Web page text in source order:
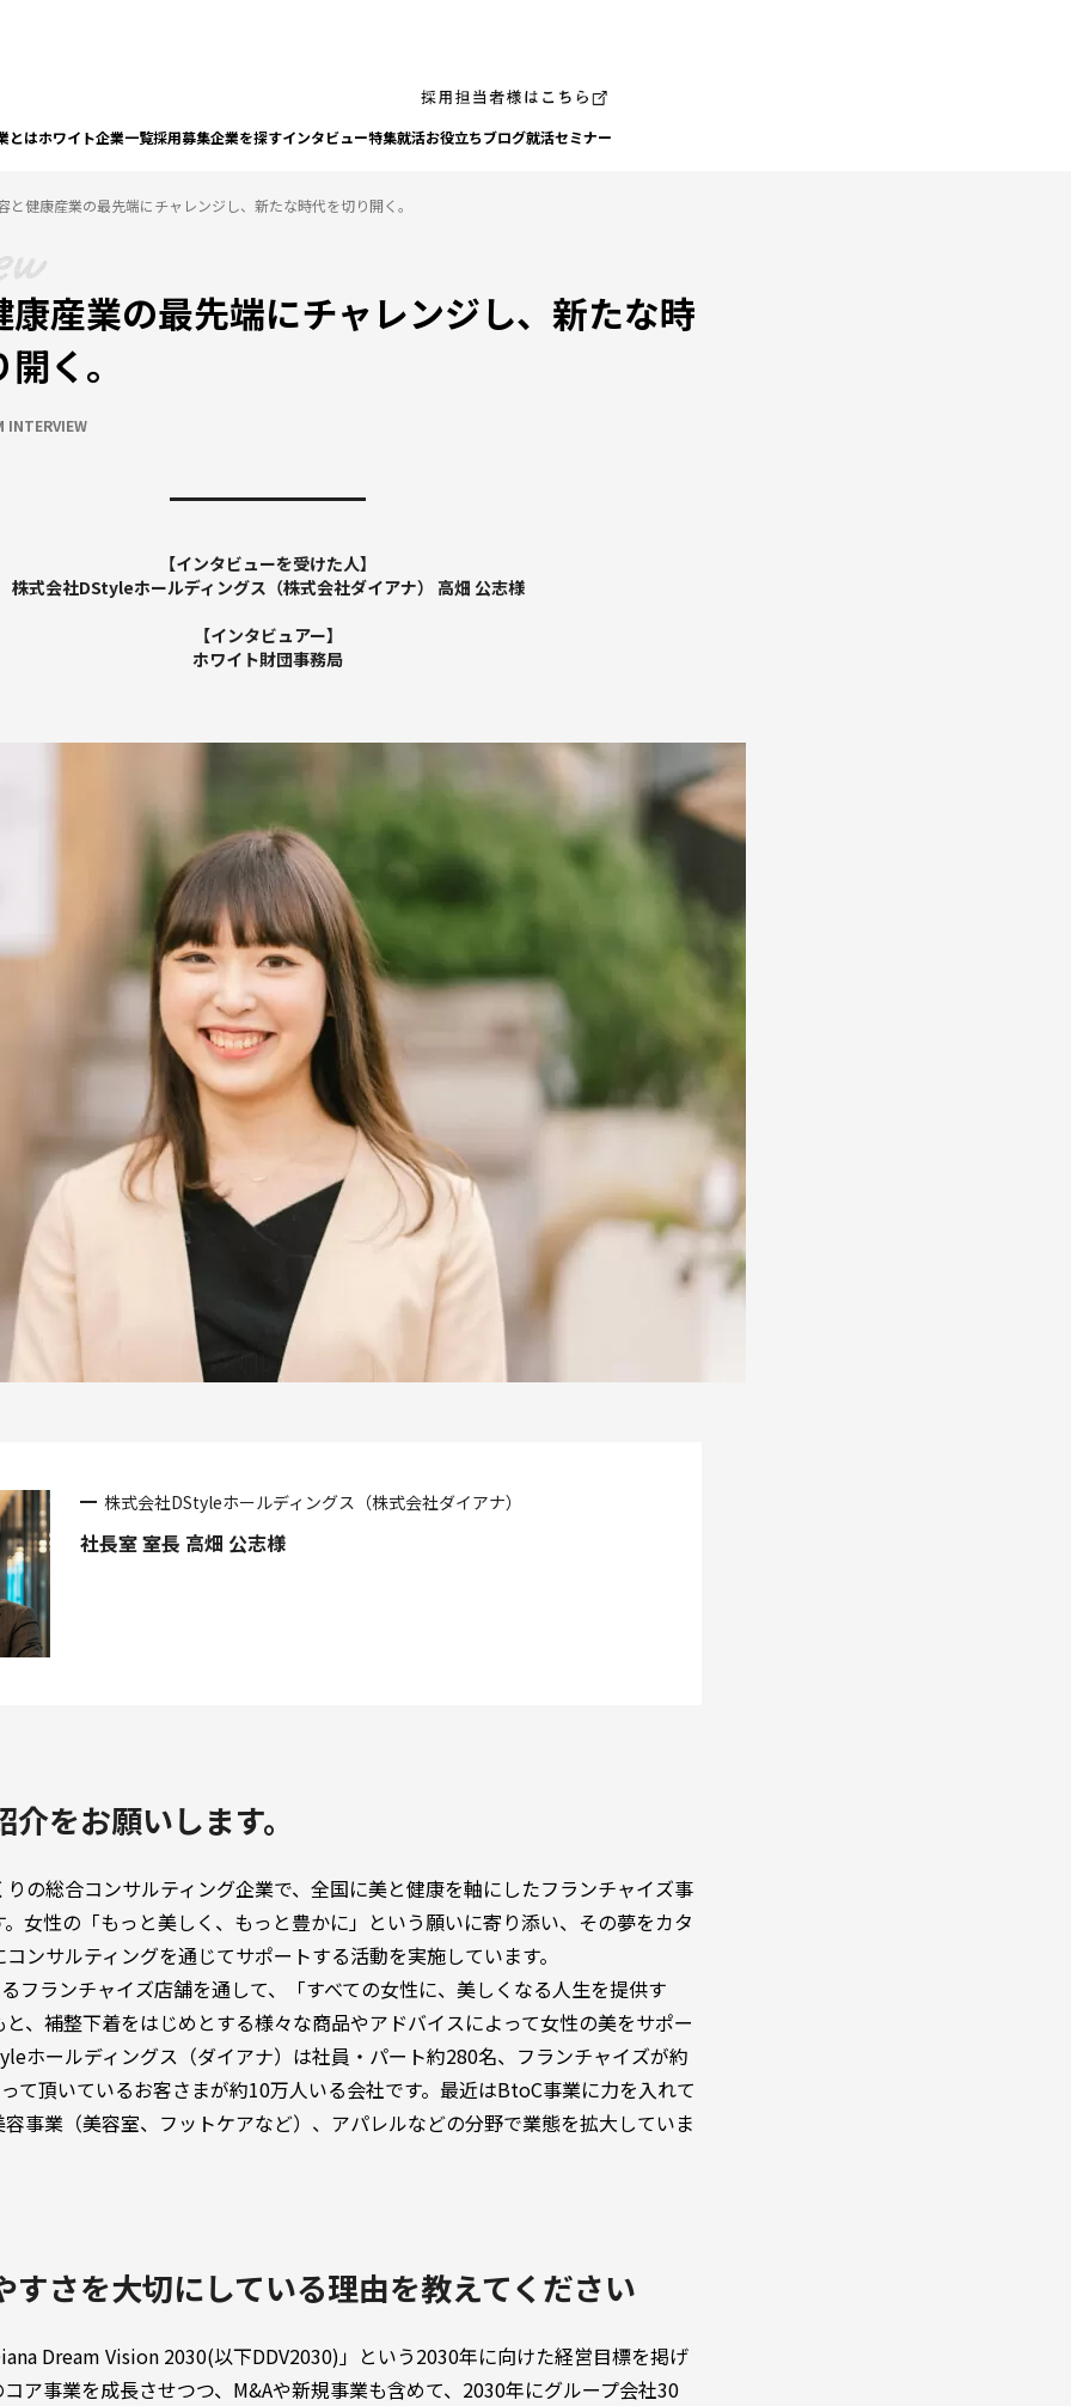
とはホワイト企業一覧採⽤募集企業を探すインタビュー特集就活お役⽴ちブログ就活セミナー
と健康産業の最先端にチャレンジし、新たな時代を切り開く。
康産業の最先端にチャレンジし、新たな時
く。
INTERVIEW
【インタビューを受けた人】
株式会社DStyleホールディングス（株式会社ダイアナ） 高畑 公志様
【インタビュアー】
ホワイト財団事務局
株式会社DStyleホールディングス（株式会社ダイアナ）
社長室 室長 高畑 公志様
介をお願いします。
の総合コンサルティング企業で、全国に美と健康を軸にしたフランチャイズ事
女性の「もっと美しく、もっと豊かに」という願いに寄り添い、その夢をカタ
ンサルティングを通じてサポートする活動を実施しています。
フランチャイズ店舗を通して、「すべての女性に、美しくなる人生を提供す
、補整下着をはじめとする様々な商品やアドバイスによって女性の美をサポー
ホールディングス（ダイアナ）は社員・パート約280名、フランチャイズが約
て頂いているお客さまが約10万人いる会社です。最近はBtoC事業に力を入れて
事業（美容室、フットケアなど）、アパレルなどの分野で業態を拡大していま
すさを大切にしている理由を教えてください
Dream Vision 2030(以下DDV2030)」という2030年に向けた経営目標を掲げ
ア事業を成長させつつ、M&Aや新規事業も含めて、2030年にグループ会社30